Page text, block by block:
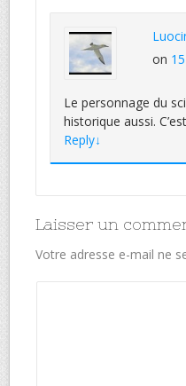
on
Le personnage du
historique aussi.
Reply↓
Laisser un
Votre adresse e-mail ne